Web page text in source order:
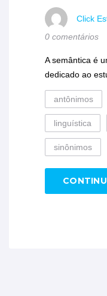
Click
0 comentários
A semântica é
dedicado ao
antônimos
linguística
sinônimos